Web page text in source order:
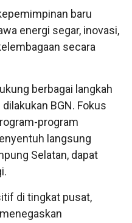
baru
energi segar, inovasi,
secara
berbagai langkah
BGN. Fokus
program
langsung
Selatan, dapat
di tingkat pusat,